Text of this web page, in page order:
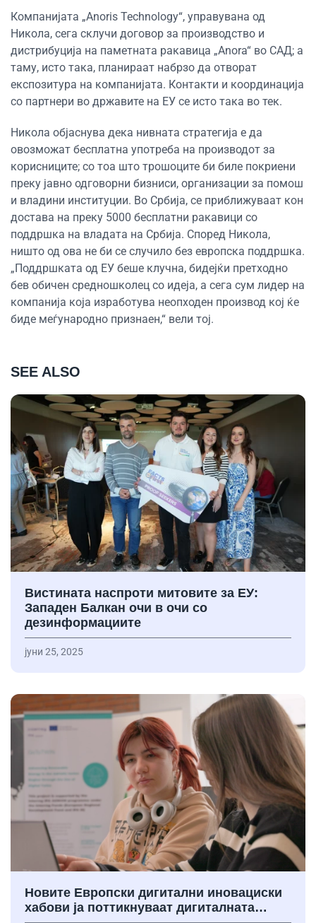
Компанијата „Anoris Technology“, управувана од
Никола, сега склучи договор за производство и
дистрибуција на паметната ракавица „Anora“ во САД; а
таму, исто така, планираат набрзо да отворат
експозитура на компанијата. Контакти и координација
со партнери во државите на ЕУ се исто така во тек.
Никола објаснува дека нивната стратегија е да
овозможат бесплатна употреба на производот за
корисниците; со тоа што трошоците би биле покриени
преку јавно одговорни бизниси, организации за помош
и владини институции. Во Србија, се приближуваат кон
достава на преку 5000 бесплатни ракавици со
поддршка на владата на Србија. Според Никола,
ништо од ова не би се случило без европска поддршка.
„Поддршката од ЕУ беше клучна, бидејќи претходно
бев обичен средношколец со идеја, а сега сум лидер на
компанија која изработува неопходен производ кој ќе
биде меѓународно признаен,“ вели тој.
SEE ALSO
Вистината наспроти митовите за ЕУ:
Западен Балкан очи в очи со
дезинформациите
јуни 25, 2025
Новите Европски дигитални иновациски
хабови ја поттикнуваат дигиталната…